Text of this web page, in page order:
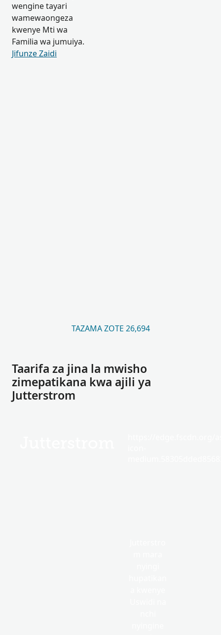
wengine tayari
wamewaongeza
kwenye Mti wa
Familia wa jumuiya.
Jifunze Zaidi
TAZAMA ZOTE 26,694
Taarifa za jina la mwisho
zimepatikana kwa ajili ya
Jutterstrom